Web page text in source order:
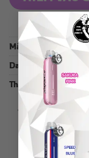
Mã:
09-09-2024
Danh mục:Pod 1 lần
Thẻ:
ATVS